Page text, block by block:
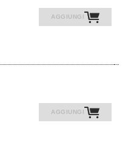
AGGIUNGI
AGGIUNGI